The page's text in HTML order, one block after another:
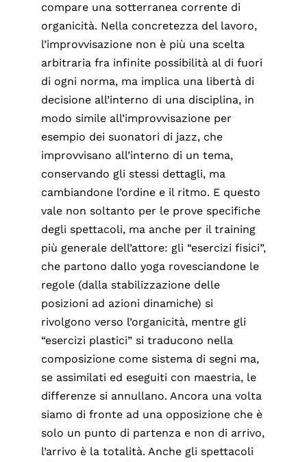
compare una sotterranea corrente di
organicità. Nella concretezza del lavoro,
l’improvvisazione non è più una scelta
arbitraria fra infinite possibilità al di fuori
di ogni norma, ma implica una libertà di
decisione all’interno di una disciplina, in
modo simile all’improvvisazione per
esempio dei suonatori di jazz, che
improvvisano all’interno di un tema,
conservando gli stessi dettagli, ma
cambiandone l’ordine e il ritmo. E questo
vale non soltanto per le prove specifiche
degli spettacoli, ma anche per il training
più generale dell’attore: gli “esercizi fisici”,
che partono dallo yoga rovesciandone le
regole (dalla stabilizzazione delle
posizioni ad azioni dinamiche) si
rivolgono verso l’organicità, mentre gli
“esercizi plastici” si traducono nella
composizione come sistema di segni ma,
se assimilati ed eseguiti con maestria, le
differenze si annullano. Ancora una volta
siamo di fronte ad una opposizione che è
solo un punto di partenza e non di arrivo,
l’arrivo è la totalità. Anche gli spettacoli